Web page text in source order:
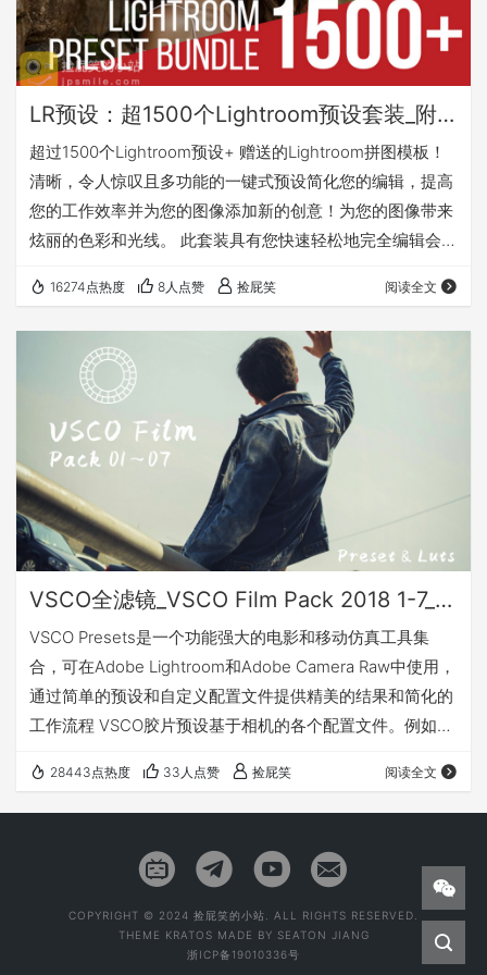
LR预设：超1500个Lightroom预设套装_附赠拼图模板
超过1500个Lightroom预设+ 赠送的Lightroom拼图模板！
清晰，令人惊叹且多功能的一键式预设简化您的编辑，提高
您的工作效率并为您的图像添加新的创意！为您的图像带来
炫丽的色彩和光线。 此套装具有您快速轻松地完全编辑会话
容： Over 300 Lightroom Preset + Brush Bundle（超过
300个Lightroom 预设 + 笔刷套装） 275 of the Best BP4U
Presets（275个最佳BP4U预设） Bl…
16274点热度 8人点赞 捡屁笑 阅读全文
VSCO全滤镜_VSCO Film Pack 2018 1-7_Win&Mac
VSCO Presets是一个功能强大的电影和移动仿真工具集
合，可在Adobe Lightroom和Adobe Camera Raw中使用，
通过简单的预设和自定义配置文件提供精美的结果和简化的
工作流程 VSCO胶片预设基于相机的各个配置文件。例如，
新创建宝丽来，富士或其他类型的电影的外观，那么这个软
件是你应该注意的一件事。专为相机富士，佳能，尼康，索
择使用哪种相机来应用效果）。20年前电影VSCO上映了美
28443点热度 33人点赞 捡屁笑 阅读全文
COPYRIGHT © 2024 捡屁笑的小站. ALL RIGHTS RESERVED.
THEME KRATOS MADE BY SEATON JIANG
浙ICP备19010336号